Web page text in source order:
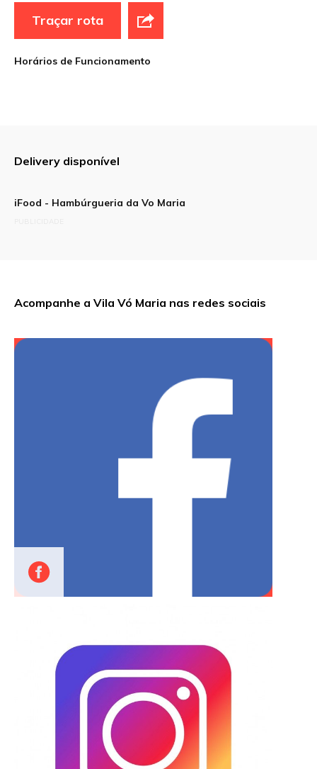
Traçar rota
Horários de Funcionamento
Delivery disponível
iFood - Hambúrgueria da Vo Maria
Acompanhe a Vila Vó Maria nas redes sociais